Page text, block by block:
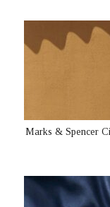
Marks & Spencer